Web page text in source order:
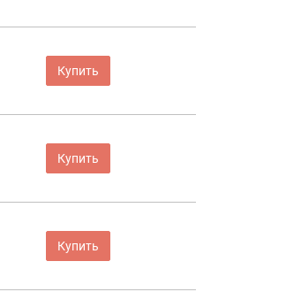
Купить
Купить
Купить